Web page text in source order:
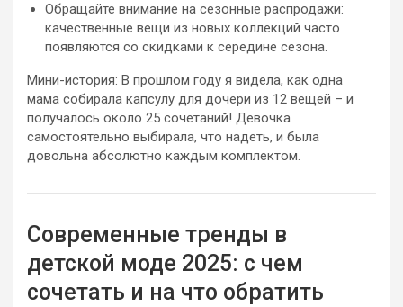
Обращайте внимание на сезонные распродажи:
качественные вещи из новых коллекций часто
появляются со скидками к середине сезона.
Мини-история: В прошлом году я видела, как одна
мама собирала капсулу для дочери из 12 вещей – и
получалось около 25 сочетаний! Девочка
самостоятельно выбирала, что надеть, и была
довольна абсолютно каждым комплектом.
Современные тренды в
детской моде 2025: с чем
сочетать и на что обратить